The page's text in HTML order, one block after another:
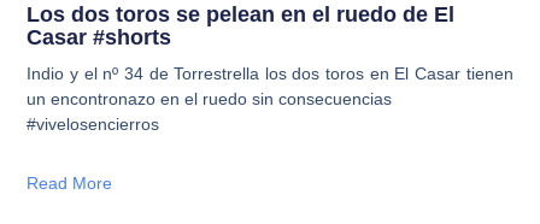
Los dos toros se pelean en el ruedo de El
Casar #shorts
Indio y el nº 34 de Torrestrella los dos toros en El Casar tienen
un encontronazo en el ruedo sin consecuencias
#vivelosencierros
Read More